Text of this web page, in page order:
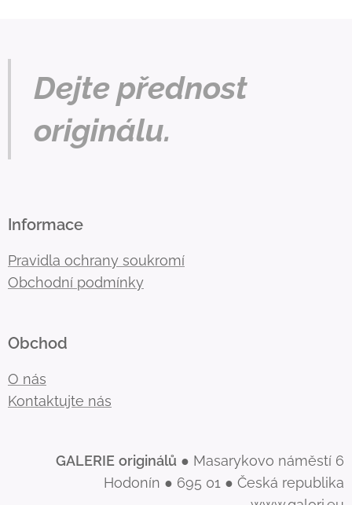
Dejte přednost
originálu.
Informace
Pravidla ochrany soukromí
Obchodní podmínky
Obchod
O nás
Kontaktujte nás
GALERIE originálů ● Masarykovo náměstí 6
Hodonín ● 695 01 ● Česká republika